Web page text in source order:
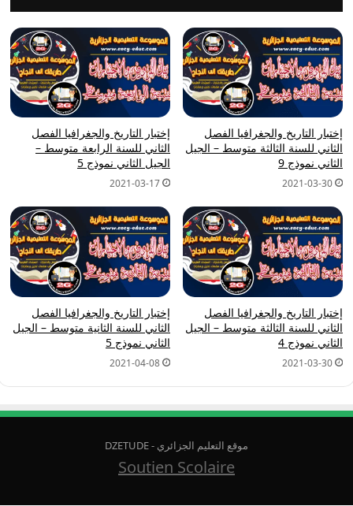
إختبار التاريخ والجغرافيا الفصل
الثاني للسنة الثالثة متوسط – الجيل
الثاني نموذج 9
2021-03-30
إختبار التاريخ والجغرافيا الفصل
الثاني للسنة الرابعة متوسط –
الجيل الثاني نموذج 5
2021-03-17
إختبار التاريخ والجغرافيا الفصل
الثاني للسنة الثالثة متوسط – الجيل
الثاني نموذج 4
2021-03-30
إختبار التاريخ والجغرافيا الفصل
الثاني للسنة الثانية متوسط – الجيل
الثاني نموذج 5
2021-04-08
موقع التعليم الجزائري - DZETUDE
Soutien Scolaire